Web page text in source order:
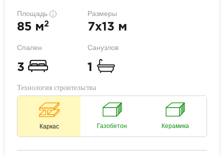
Площадь i
85 м2
Размеры
7x13 м
Спален
3
Санузлов
1
Технология строительства
Каркас Газобетон Керамика